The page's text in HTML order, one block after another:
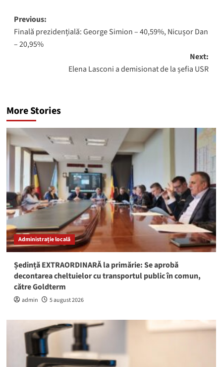
Post
navigation
Previous:
Finală prezidențială: George Simion – 40,59%, Nicușor Dan
– 20,95%
Next:
Elena Lasconi a demisionat de la șefia USR
More Stories
Administrație locală
Ședință EXTRAORDINARĂ la primărie: Se aprobă
decontarea cheltuielor cu transportul public în comun,
către Goldterm
admin 5 august 2026